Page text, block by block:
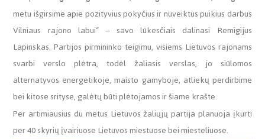
metu išgirsime apie pozityvius pokyčius ir nuveiktus puikius darbus
Vilniaus rajono labui“ – savo lūkesčiais dalinasi Remigijus
Lapinskas. Partijos pirmininko teigimu, visiems Lietuvos rajonams
svarbi verslo plėtra, todėl žaliasis verslas, jo siūlomos
alternatyvos energetikoje, maisto gamyboje, atliekų perdirbime
bei kitose srityse, galėtų būti plėtojamos ir šiame krašte.
Per artimiausius du metus Lietuvos žaliųjų partija planuoja įkurti
per 40 skyrių įvairiuose Lietuvos miestuose bei miesteliuose.